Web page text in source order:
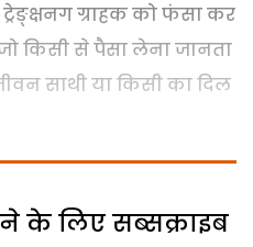
ग्राहक को फंसा कर
किसी से पैसा लेना जानता
साथी या किसी का दिल
के लिए सब्सक्राइब